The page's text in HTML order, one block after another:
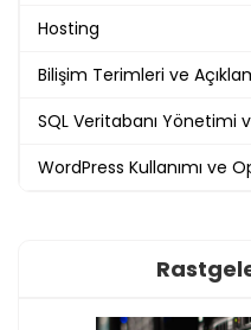
Hosting
Bilişim Terimleri ve
SQL Veritabanı Yönetimi
WordPress Kullanımı ve